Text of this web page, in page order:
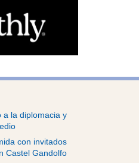
a la diplomacia y
con invitados
Castel Gandolfo